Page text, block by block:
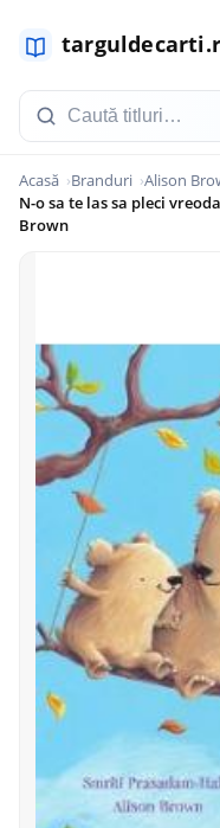
Acasă Branduri Alison
N-o sa te las sa pleci
Brown